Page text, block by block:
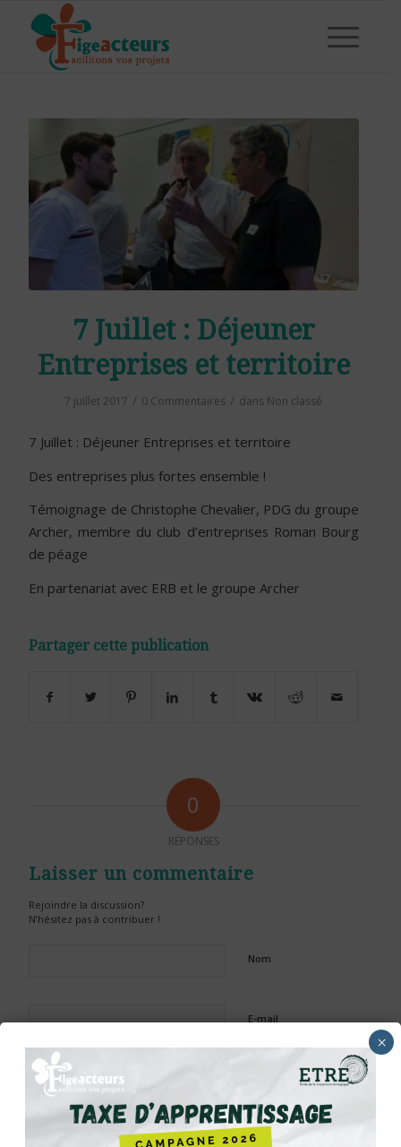
7 Juillet : Déjeuner
Entreprises et territoire
7 juillet 2017 / 0 Commentaires / dans Non classé
7 Juillet : Déjeuner Entreprises et territoire
Des entreprises plus fortes ensemble !
Témoignage de Christophe Chevalier, PDG du groupe
Archer, membre du club d’entreprises Roman Bourg
de péage
En partenariat avec ERB et le groupe Archer
Partager cette publication
0
RÉPONSES
Laisser un commentaire
Rejoindre la discussion?
N’hésitez pas à contribuer !
Nom
E-mail
×